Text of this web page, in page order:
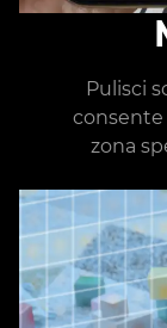
Pulisci
consente
zona